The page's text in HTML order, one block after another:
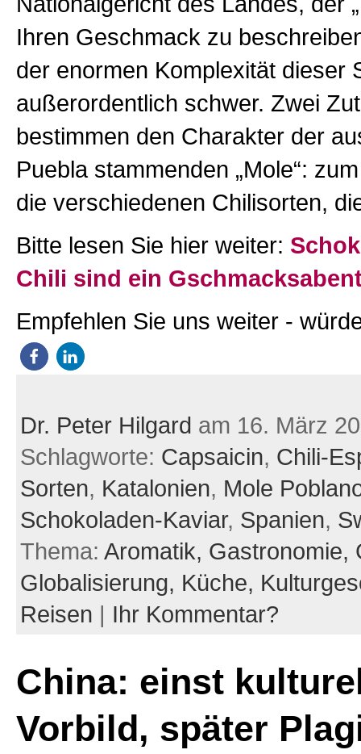
Ihren Geschmack zu
der enormen Komplexität dieser
außerordentlich schwer. Zwei
bestimmen den Charakter der
Puebla stammenden „Mole“:
die verschiedenen Chilisorten,
Bitte lesen Sie hier weiter:
Chili sind ein
Empfehlen Sie uns weiter -
Dr. Peter Hilgard am 16. März
Schlagworte: Capsaicin, Chili-
Sorten, Katalonien, Mole
Schokoladen-Kaviar, Spanien,
Thema: Aromatik, Gastronomie,
Globalisierung, Küche,
Reisen | Ihr Kommentar?
China: einst
Vorbild, später